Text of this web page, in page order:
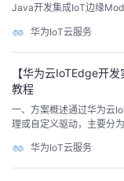
动
关
证
实
验
的
收
藏
持
建
Java开发集成IoT边缘
tegration：此模块主要演
转换。 monitor-app：此
华为IoT云服务
【华为云IoTEdge开
教程
一、方案概述通过华为云
理或自定义驱动，主要分
用打包上传至云，部署到
环境要求：已经安装JDK
华为IoT云服务